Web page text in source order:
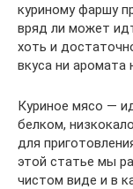
куриному фаршу
вряд ли может
хоть и
вкуса ни аромата
Куриное мясо —
белком,
для
этой статье мы
чистом виде и в